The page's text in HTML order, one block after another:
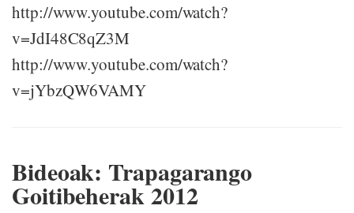
http://www.youtube.com/watch?
v=JdI48C8qZ3M
http://www.youtube.com/watch?
v=jYbzQW6VAMY
Bideoak: Trapagarango
Goitibeherak 2012